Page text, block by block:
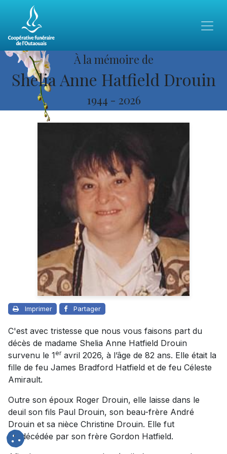
À la mémoire de
Shelia Anne Hatfield Drouin
1944 - 2026
Imprimer Partager
C'est avec tristesse que nous vous faisons part du
décès de madame Shelia Anne Hatfield Drouin
survenu le 1eravril 2026, à l’âge de 82 ans. Elle était la
fille de feu James Bradford Hatfield et de feu Céleste
Amirault.
Outre son époux Roger Drouin, elle laisse dans le
deuil son fils Paul Drouin, son beau-frère André
Drouin et sa nièce Christine Drouin. Elle fut
prédécédée par son frère Gordon Hatfield.